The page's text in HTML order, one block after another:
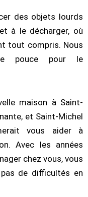
des objets lourds
à le décharger, où
tout compris. Nous
pouce pour le
maison à Saint-
et Saint-Michel
vous aider à
Avec les années
chez vous, vous
pas de difficultés en